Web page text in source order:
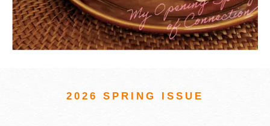
2026 SPRING ISSUE